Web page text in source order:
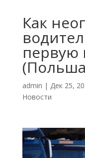
Как
первую
admin | Дек 25,
Новости